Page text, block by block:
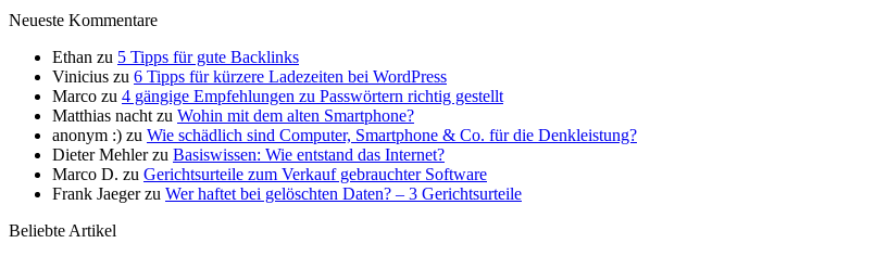
Neueste Kommentare
Ethan zu 5 Tipps für gute Backlinks
Vinicius zu 6 Tipps für kürzere Ladezeiten bei WordPress
Marco zu 4 gängige Empfehlungen zu Passwörtern richtig gestellt
Matthias nacht zu Wohin mit dem alten Smartphone?
anonym :) zu Wie schädlich sind Computer, Smartphone & Co. für die Denkleistung?
Dieter Mehlerzu Basiswissen: Wie entstand das Internet?
Marco D. zu Gerichtsurteile zum Verkauf gebrauchter Software
Frank Jaegerzu Wer haftet bei gelöschten Daten? – 3 Gerichtsurteile
Beliebte Artikel